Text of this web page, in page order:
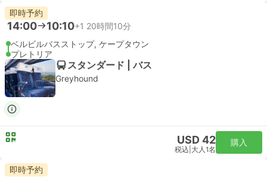
即時予約
14:00 10:10+1 20時間10分
ベルビルバスストップ, ケープタウン
プレトリア
スタンダード | バス
Greyhound
USD 42
税込 大人1名
購入
即時予約